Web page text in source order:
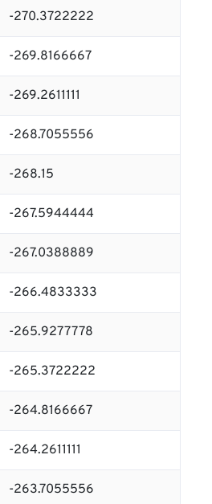
-270.3722222
-269.8166667
-269.2611111
-268.7055556
-268.15
-267.5944444
-267.0388889
-266.4833333
-265.9277778
-265.3722222
-264.8166667
-264.2611111
-263.7055556